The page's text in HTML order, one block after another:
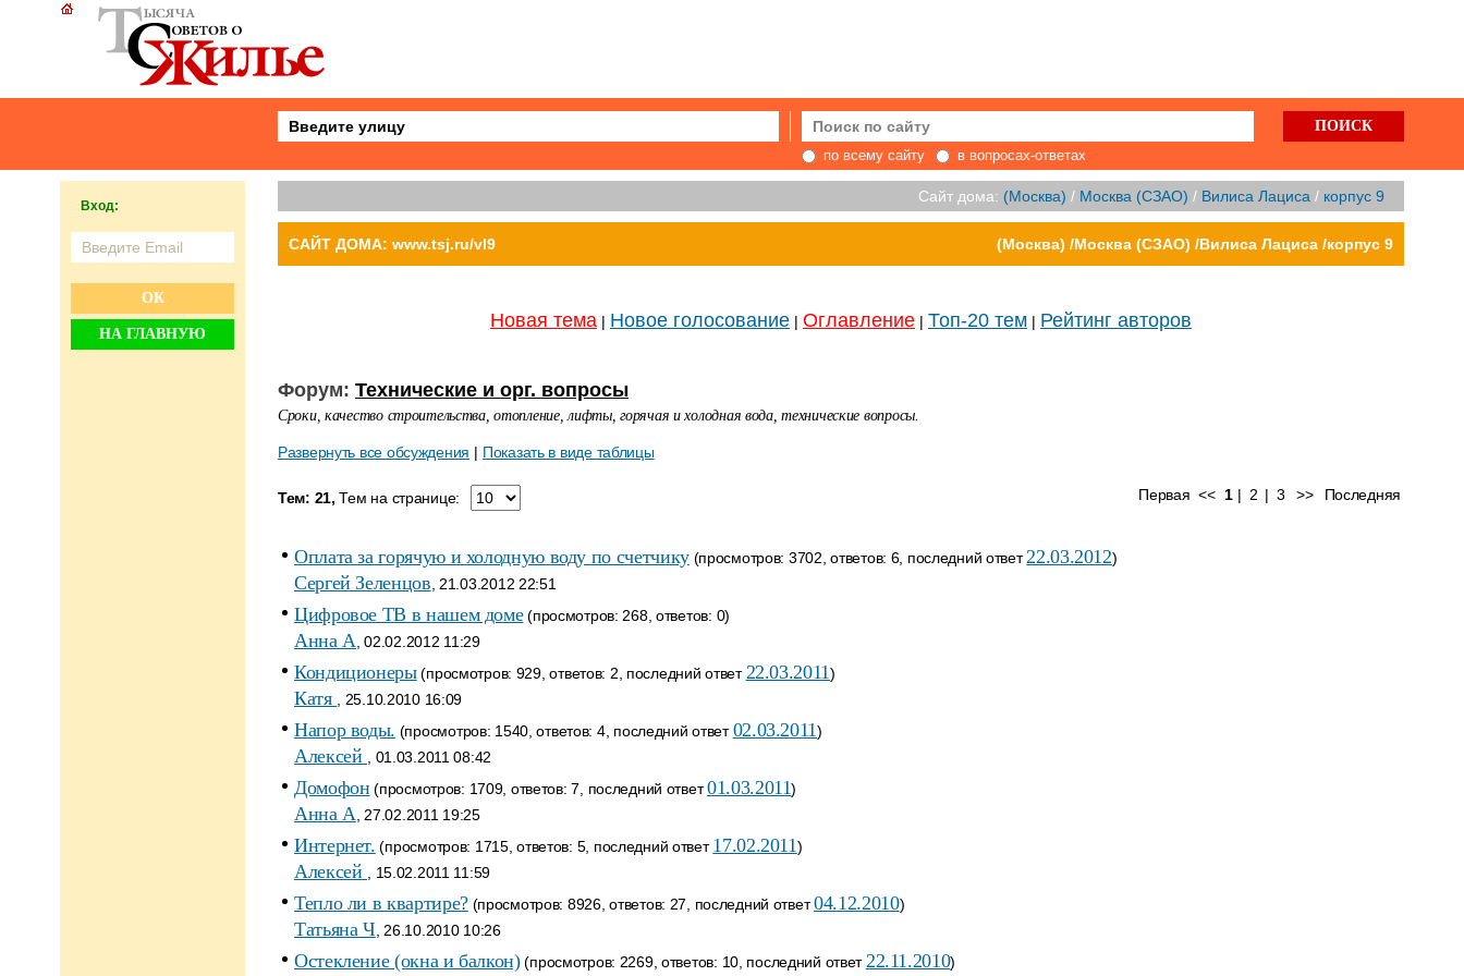
по всему сайту в вопросах-ответах
Вход:
ОК
НА ГЛАВНУЮ
Сайт дома: (Москва) / Москва (СЗАО) / Вилиса Лациса / корпус 9
САЙТ ДОМА: www.tsj.ru/vl9 (Москва) /Москва (СЗАО) /Вилиса Лациса /корпус 9
Новая тема | Новое голосование | Оглавление | Топ-20 тем | Рейтинг авторов
Форум: Технические и орг. вопросы
Сроки, качество строительства, отопление, лифты, горячая и холодная вода, технические вопросы.
Развернуть все обсуждения | Показать в виде таблицы
Тем: 21, Тем на странице: Первая << 1| 2 | 3 >> Последняя
Оплата за горячую и холодную воду по счетчику(просмотров: 3702, ответов: 6, последний ответ22.03.2012)
Сергей Зеленцов , 21.03.2012 22:51
Цифровое ТВ в нашем доме(просмотров: 268, ответов: 0)
Анна A , 02.02.2012 11:29
Кондиционеры(просмотров: 929, ответов: 2, последний ответ22.03.2011)
Катя , 25.10.2010 16:09
Напор воды. (просмотров: 1540, ответов: 4, последний ответ02.03.2011)
Алексей , 01.03.2011 08:42
Домофон (просмотров: 1709, ответов: 7, последний ответ01.03.2011)
Анна A , 27.02.2011 19:25
Интернет. (просмотров: 1715, ответов: 5, последний ответ17.02.2011)
Алексей , 15.02.2011 11:59
Тепло ли в квартире?(просмотров: 8926, ответов: 27, последний ответ04.12.2010)
Татьяна Ч , 26.10.2010 10:26
Остекление (окна и балкон)(просмотров: 2269, ответов: 10, последний ответ22.11.2010)